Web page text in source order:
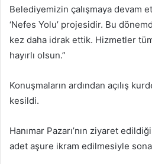
Belediyemizin çalışmaya devam
‘Nefes Yolu’ projesidir. Bu
kez daha idrak ettik. Hizmetler
hayırlı olsun.”
Konuşmaların ardından açılış
kesildi.
Hanımar Pazarı’nın ziyaret
adet aşure ikram edilmesiyle